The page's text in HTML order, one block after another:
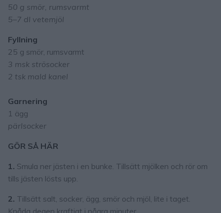
50 g smör, rumsvarmt
5–7 dl vetemjöl
Fyllning
25 g smör, rumsvarmt
3 msk strösocker
2 tsk mald kanel
Garnering
1 ägg
pärlsocker
GÖR SÅ HÄR
1. Smula ner jästen i en bunke. Tillsätt mjölken och rör om
tills jästen lösts upp.
2. Tillsätt salt, socker, ägg, smör och mjöl, lite i taget.
Knåda degen kraftigt i några minuter.